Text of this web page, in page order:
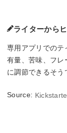
ライターから
専用アプリでのテ
有量、苦味、フレ
に調節できるそう
Source: